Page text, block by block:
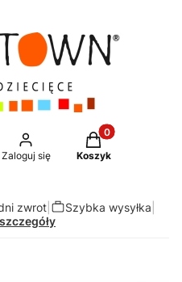
Zaloguj się
Produkty w
Koszyk
zwrot| Szybka wysyłka